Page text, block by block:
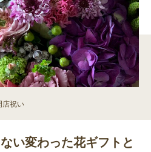
店祝い
い変わった花ギフトと